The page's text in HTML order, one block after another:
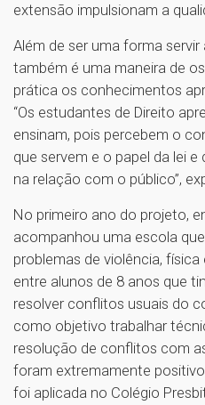
extensão impulsionam a
Além de ser uma forma
também é uma maneira de
prática os conhecimentos
“Os estudantes de Direito
ensinam, pois percebem o
que servem e o papel da lei
na relação com o público”,
No primeiro ano do projeto,
acompanhou uma escola
problemas de violência,
entre alunos de 8 anos que
resolver conflitos usuais do
como objetivo trabalhar
resolução de conflitos com
foram extremamente
foi aplicada no Colégio